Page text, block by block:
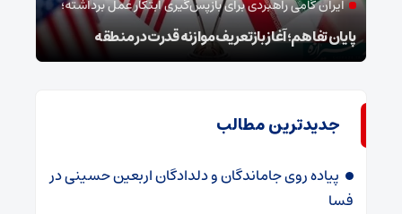
ایران گامی راهبردی برای بازپس‌گیری ابتکار عمل برداشته؛
پایان تفاهم؛ آغاز بازتعریف موازنه قدرت در منطقه
جدیدترین مطالب
پیاده روی جاماندگان و دلدادگان اربعین حسینی در
فسا